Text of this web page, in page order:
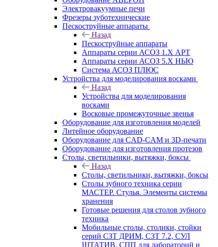
Электровакуумные печи
Фрезеры зуботехнические
Пескоструйные аппараты
Назад
Пескоструйные аппараты
Аппараты серии АСОЗ 1.Х АРТ
Аппараты серии АСОЗ 5.Х НЬЮ
Система АСОЗ ПЛЮС
Устройства для моделирования восками
Назад
Устройства для моделирования
восками
Восковые промежуточные звенья
Оборудование для изготовления моделей
Литейное оборудование
Оборудование для CAD-CAM и 3D-печати
Оборудование для изготовления протезов
Cтолы, светильники, вытяжки, боксы
Назад
Cтолы, светильники, вытяжки, боксы
Столы зубного техника серии
МАСТЕР. Стулья. Элементы системы
хранения
Готовые решения для столов зубного
техника
Мобильные столы, столики, стойки
серий СЗТ ДРИМ, СЗТ 7.2, СУЛ
ШТАТИВ, СПП для лабораторий и